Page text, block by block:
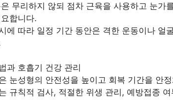
무리하지 않되 점차 근육을 사용하고 눈가
합니다.
에 따라 일정 기간 동안은 격한 운동이나 얼
과 호흡기 건강 관리
눈성형의 안전성을 높이고 회복 기간을 안
규칙적 검사, 적절한 위생 관리, 예방접종